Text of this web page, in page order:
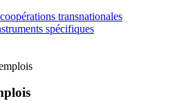
transnationales
spécifiques